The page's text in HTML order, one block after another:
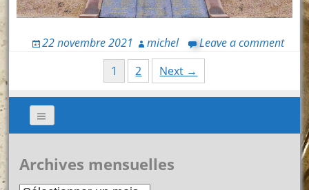
22 novembre 2021 michel Leave a comment
navigation
1 2 Next →
Archives mensuelles